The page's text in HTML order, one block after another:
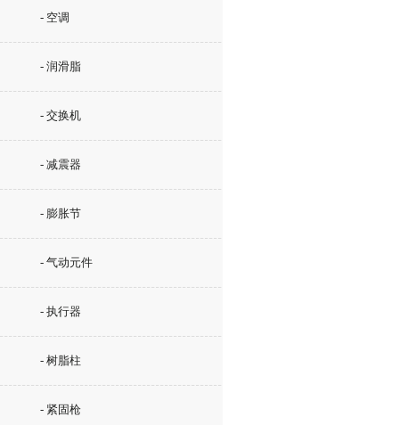
- 空调
- 润滑脂
- 交换机
- 减震器
- 膨胀节
- 气动元件
- 执行器
- 树脂柱
- 紧固枪